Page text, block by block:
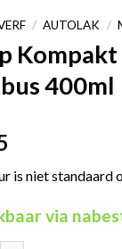
/ AUTOLAK /
400ml
is niet standaard
via